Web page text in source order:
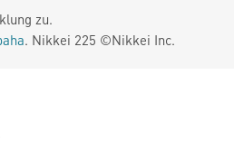
zu.
. Nikkei 225 ©Nikkei Inc.